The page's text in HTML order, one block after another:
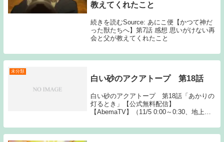
教えてくれたこと
続きを読むSource: あにこ便【かつて神だ
った獣たちへ】第7話 感想 思いがけない再
会と父が教えてくれたこと
未分類
白い砂のアクアトープ 第18話
白い砂のアクアトープ 第18話「あかりの
灯るとき」【公式無料配信】
【AbemaTV】（11/5 0:00～0:30、地上波
【Gyao】（11/10 3:30～）【公式有料配
信】【U-NE...